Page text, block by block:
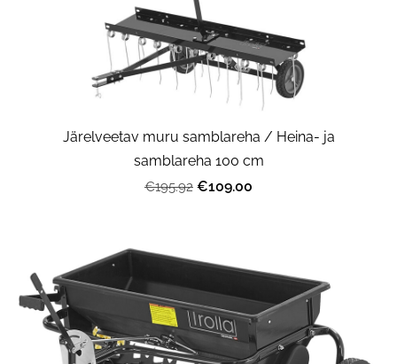
Järelveetav muru samblareha / Heina- ja
samblareha 100 cm
€195.92 €109.00